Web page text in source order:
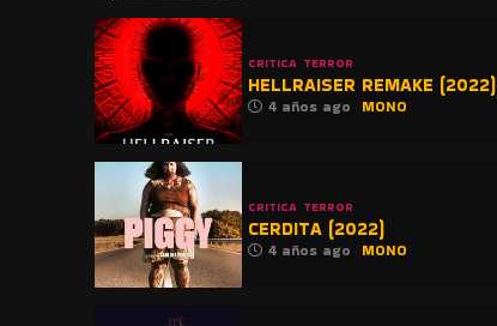
CRITICA TERROR
HELLRAISER REMAKE (2022)
4 años ago MONO
CRITICA TERROR
CERDITA (2022)
4 años ago MONO